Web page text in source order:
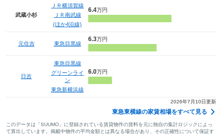
武蔵小杉
ＪＲ横須賀線
ＪＲ南武線
(ほか4沿線)
6.4万円
元住吉 東急目黒線
6.3万円
日吉
東急目黒線
グリーンライ
ン
東急新横浜線
6.0万円
2026年7月10日更新
東急東横線の家賃相場をすべて見る
このデータは「SUUMO」に登録されている賃貸物件の賃料を元に独自の集計ロジックによっ
て算出しています。掲載中物件の平均金額とは異なる場合があり、その正確性について保証す